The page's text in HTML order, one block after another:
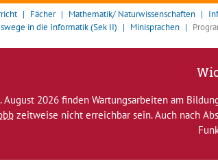
Berlin - Brandenburg
Fächer Mathematik/ Naturwissenschaften
in die Informatik (Sek II)
Minisprachen
August 2026 finden Wartungsarbeiten am
zeitweise nicht erreichbar sein. Auch nach